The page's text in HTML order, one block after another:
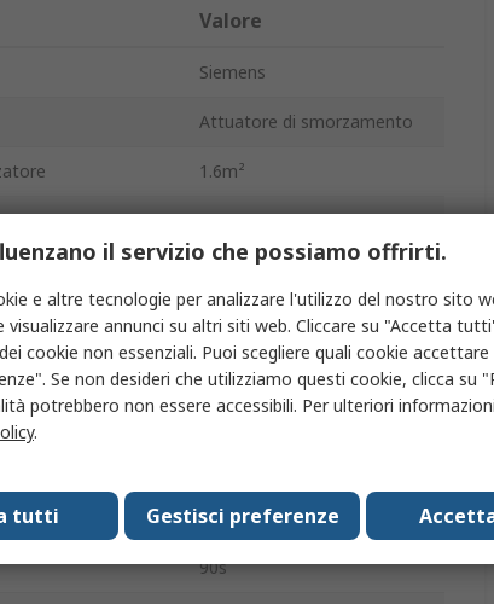
Valore
Siemens
Attuatore di smorzamento
1.6m²
1.3W
Controllo modulante
24V
10nm
28dB
smorzatore 16mm
90s
il servizio che possiamo offrirti.
e altre tecnologie per analizzare l'utilizzo del nostro sito
visualizzare annunci su altri siti web. Cliccare su "Accetta
cookie non essenziali. Puoi scegliere quali cookie accettare
Se non desideri che utilizziamo questi cookie, clicca su
potrebbero non essere accessibili. Per ulteriori
.
Gestisci preferenze
tutti